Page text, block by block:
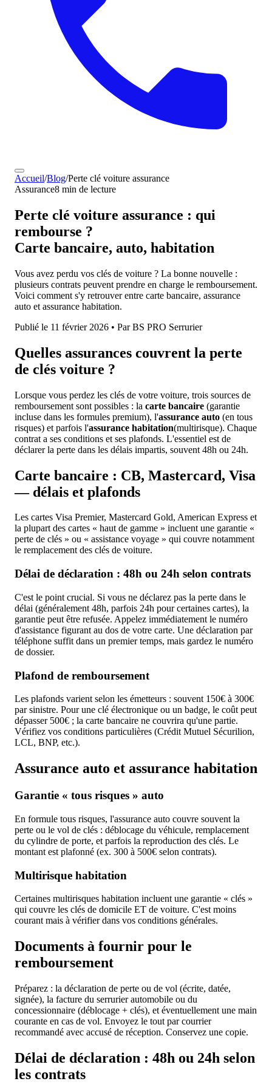
Accueil/Blog/Perte clé voiture assurance
Assurance8 min de lecture
Perte clé voiture assurance : qui
rembourse ?
Carte bancaire, auto, habitation
Vous avez perdu vos clés de voiture ? La bonne nouvelle :
plusieurs contrats peuvent prendre en charge le remboursement.
Voici comment s'y retrouver entre carte bancaire, assurance
auto et assurance habitation.
Publié le 11 février 2026 • Par BS PRO Serrurier
Quelles assurances couvrent la perte
de clés voiture ?
Lorsque vous perdez les clés de votre voiture, trois sources de
remboursement sont possibles : la carte bancaire (garantie
incluse dans les formules premium), l'assurance auto (en tous
risques) et parfois l'assurance habitation(multirisque). Chaque
contrat a ses conditions et ses plafonds. L'essentiel est de
déclarer la perte dans les délais impartis, souvent 48h ou 24h.
Carte bancaire : CB, Mastercard, Visa
— délais et plafonds
Les cartes Visa Premier, Mastercard Gold, American Express et
la plupart des cartes « haut de gamme » incluent une garantie «
perte de clés » ou « assistance voyage » qui couvre notamment
le remplacement des clés de voiture.
Délai de déclaration : 48h ou 24h selon contrats
C'est le point crucial. Si vous ne déclarez pas la perte dans le
délai (généralement 48h, parfois 24h pour certaines cartes), la
garantie peut être refusée. Appelez immédiatement le numéro
d'assistance figurant au dos de votre carte. Une déclaration par
téléphone suffit dans un premier temps, mais gardez le numéro
de dossier.
Plafond de remboursement
Les plafonds varient selon les émetteurs : souvent 150€ à 300€
par sinistre. Pour une clé électronique ou un badge, le coût peut
dépasser 500€ ; la carte bancaire ne couvrira qu'une partie.
Vérifiez vos conditions particulières (Crédit Mutuel Sécurilion,
LCL, BNP, etc.).
Assurance auto et assurance habitation
Garantie « tous risques » auto
En formule tous risques, l'assurance auto couvre souvent la
perte ou le vol de clés : déblocage du véhicule, remplacement
du cylindre de porte, et parfois la reproduction des clés. Le
montant est plafonné (ex. 300 à 500€ selon contrats).
Multirisque habitation
Certaines multirisques habitation incluent une garantie « clés »
qui couvre les clés de domicile ET de voiture. C'est moins
courant mais à vérifier dans vos conditions générales.
Documents à fournir pour le
remboursement
Préparez : la déclaration de perte ou de vol (écrite, datée,
signée), la facture du serrurier automobile ou du
concessionnaire (déblocage + clés), et éventuellement une main
courante en cas de vol. Envoyez le tout par courrier
recommandé avec accusé de réception. Conservez une copie.
Délai de déclaration : 48h ou 24h selon
les contrats